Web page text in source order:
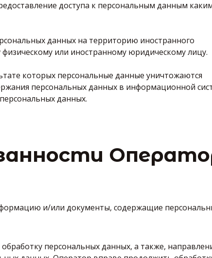
доступа к персональным данным
данных на территорию иностранного
физическому или иностранному юридическому лицу.
которых персональные данные уничтожаются
персональных данных в информационной
данных.
и/или документы, содержащие
персональных данных, а также,